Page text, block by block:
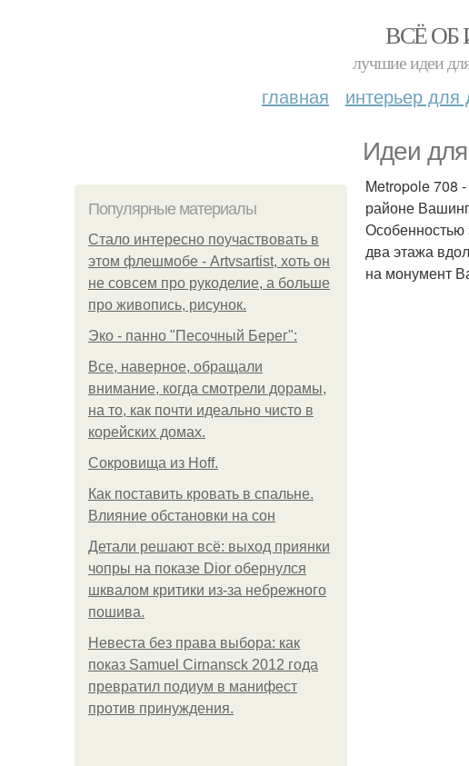
ВСЁ ОБ
лучшие идеи
главная интерьер для
Идеи
Популярные материалы
Стало интересно поучаствовать в
этом флешмобе - Artvsartist, хоть он
не совсем про рукоделие, а больше
про живопись, рисунок.
Эко - панно "Песочный Берег":
Все, наверное, обращали
внимание, когда смотрели дорамы,
на то, как почти идеально чисто в
корейских домах.
Сокровища из Hoff.
Как поставить кровать в спальне.
Влияние обстановки на сон
Детали решают всё: выход приянки
чопры на показе Dior обернулся
шквалом критики из-за небрежного
пошива.
Невеста без права выбора: как
показ Samuel Cirnansck 2012 года
превратил подиум в манифест
против принуждения.
Metropole 708
районе
Особенностью
два этажа
на монумент